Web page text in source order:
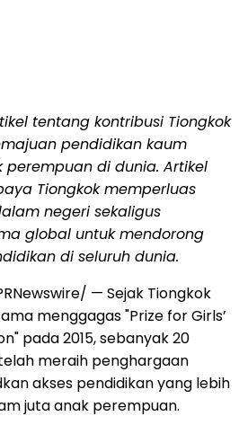
tentang kontribusi Tiongkok
pendidikan kaum
di dunia. Artikel
Tiongkok memperluas
negeri sekaligus
global untuk mendorong
di seluruh dunia.
— Sejak Tiongkok
menggagas "Prize for Girls’
pada 2015, sebanyak 20
meraih penghargaan
akses pendidikan yang lebih
juta anak perempuan.